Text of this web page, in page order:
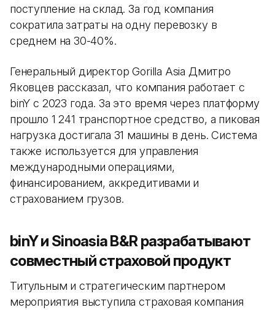
поступление на склад. За год компания
сократила затраты на одну перевозку в
среднем на 30-40%.
Генеральный директор Gorilla Asia Дмитро
Яковцев рассказал, что компания работает с
binY с 2023 года. За это время через платформу
прошло 1 241 транспортное средство, а пиковая
нагрузка достигала 31 машины в день. Система
также используется для управления
международными операциями,
финансированием, аккредитивами и
страхованием грузов.
binY и Sinoasia B&R разрабатывают
совместный страховой продукт
Титульным и стратегическим партнером
мероприятия выступила страховая компания